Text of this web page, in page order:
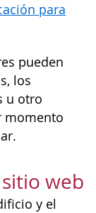
para
pueden
los
u otro
momento
web
y el